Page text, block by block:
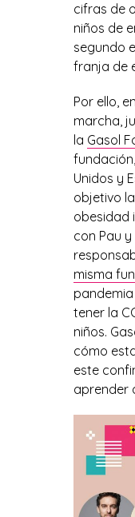
cifras de
niños de
segundo
franja de
Por ello,
marcha,
la Gasol
Unidos y
objetivo
obesidad
con Pau y
misma
tener la
niños.
cómo
este
aprender